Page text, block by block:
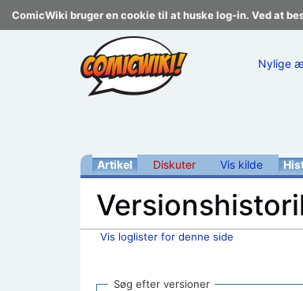
ComicWiki bruger en cookie til at huske log-in. Ved at
Nylige
Artikel Diskuter Vis kilde
Vis loglister for denne side
Søg efter versioner